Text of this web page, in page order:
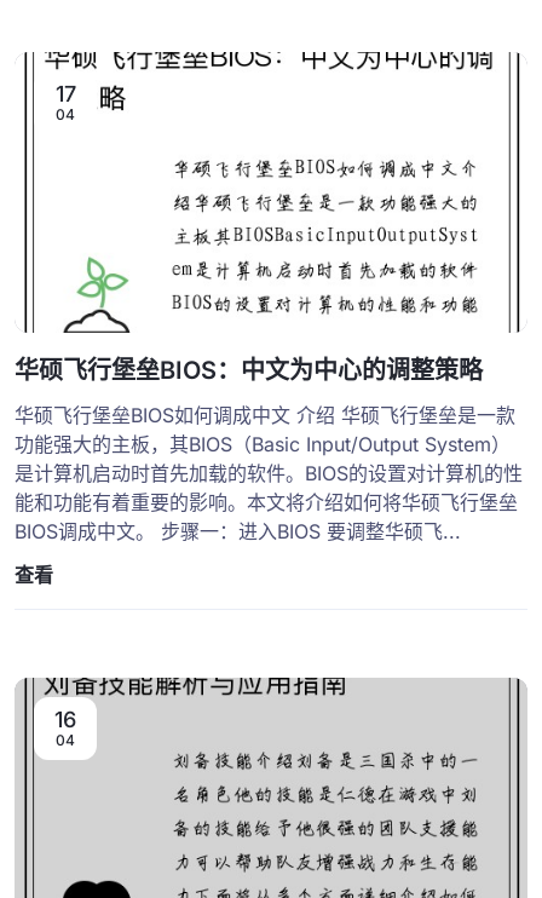
17
04
华硕飞行堡垒BIOS：中文为中心的调整策略
华硕飞行堡垒BIOS如何调成中文 介绍 华硕飞行堡垒是一款
功能强大的主板，其BIOS（Basic Input/Output System）
是计算机启动时首先加载的软件。BIOS的设置对计算机的性
能和功能有着重要的影响。本文将介绍如何将华硕飞行堡垒
BIOS调成中文。 步骤一：进入BIOS 要调整华硕飞...
查看
16
04